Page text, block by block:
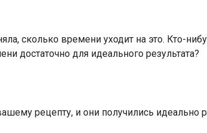
сколько времени уходит на это. Кто-
достаточно для идеального результата?
рецепту, и они получились идеально